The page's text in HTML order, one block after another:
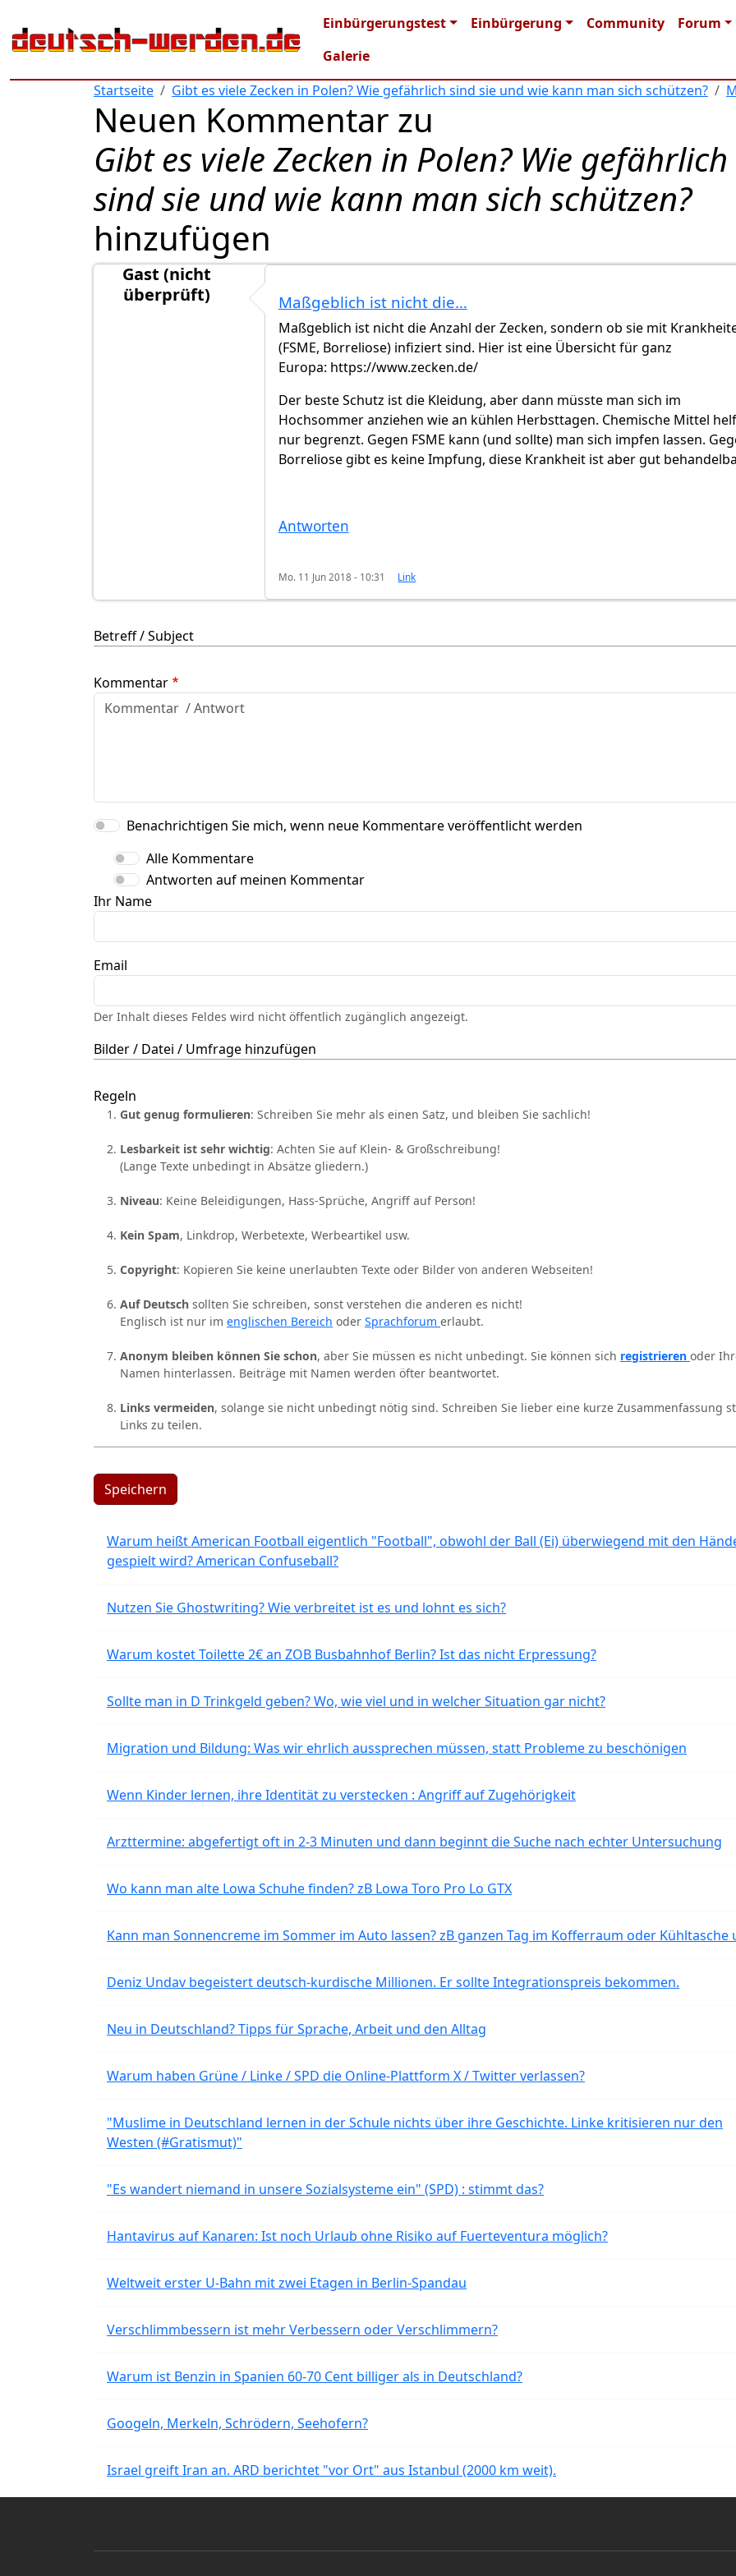
Main navigation
Einbürgerungstest Einbürgerung Community
Forum
Galerie
Startseite
Gibt es viele Zecken in Polen? Wie gefährlich sind sie und wie kann man sich schützen?
Neuen Kommentar zu
Gibt es viele Zecken in Polen? Wie gefährlich
sind sie und wie kann man sich schützen?
hinzufügen
Gast (nicht
überprüft)
Maßgeblich ist nicht die…
Maßgeblich ist nicht die Anzahl der Zecken, sondern ob sie mit
(FSME, Borreliose) infiziert sind. Hier ist eine Übersicht für ganz
Europa: https://www.zecken.de/
Der beste Schutz ist die Kleidung, aber dann müsste man sich im
Hochsommer anziehen wie an kühlen Herbsttagen. Chemische Mittel
nur begrenzt. Gegen FSME kann (und sollte) man sich impfen lassen.
Borreliose gibt es keine Impfung, diese Krankheit ist aber gut
Antworten
Mo. 11 Jun 2018 - 10:31 Link
Betreff / Subject
Kommentar
Benachrichtigen Sie mich, wenn neue Kommentare veröffentlicht werden
Alle Kommentare
Antworten auf meinen Kommentar
Ihr Name
Email
Der Inhalt dieses Feldes wird nicht öffentlich zugänglich angezeigt.
Bilder / Datei / Umfrage hinzufügen
Regeln
Gut genug formulieren: Schreiben Sie mehr als einen Satz, und bleiben Sie sachlich!
Lesbarkeit ist sehr wichtig: Achten Sie auf Klein- & Großschreibung!
(Lange Texte unbedingt in Absätze gliedern.)
Niveau: Keine Beleidigungen, Hass-Sprüche, Angriff auf Person!
Kein Spam, Linkdrop, Werbetexte, Werbeartikel usw.
Copyright: Kopieren Sie keine unerlaubten Texte oder Bilder von anderen Webseiten!
Auf Deutsch sollten Sie schreiben, sonst verstehen die anderen es nicht!
Englisch ist nur im englischen Bereich oder Sprachforum erlaubt.
Anonym bleiben können Sie schon, aber Sie müssen es nicht unbedingt. Sie können sich registrieren oder
Namen hinterlassen. Beiträge mit Namen werden öfter beantwortet.
Links vermeiden, solange sie nicht unbedingt nötig sind. Schreiben Sie lieber eine kurze Zusammenfassung
Links zu teilen.
Speichern
Warum heißt American Football eigentlich "Football", obwohl der Ball (Ei) überwiegend mit den
gespielt wird? American Confuseball?
Nutzen Sie Ghostwriting? Wie verbreitet ist es und lohnt es sich?
Warum kostet Toilette 2€ an ZOB Busbahnhof Berlin? Ist das nicht Erpressung?
Sollte man in D Trinkgeld geben? Wo, wie viel und in welcher Situation gar nicht?
Migration und Bildung: Was wir ehrlich aussprechen müssen, statt Probleme zu beschönigen
Wenn Kinder lernen, ihre Identität zu verstecken : Angriff auf Zugehörigkeit
Arzttermine: abgefertigt oft in 2-3 Minuten und dann beginnt die Suche nach echter Untersuchung
Wo kann man alte Lowa Schuhe finden? zB Lowa Toro Pro Lo GTX
Kann man Sonnencreme im Sommer im Auto lassen? zB ganzen Tag im Kofferraum oder Kühltasche
Deniz Undav begeistert deutsch-kurdische Millionen. Er sollte Integrationspreis bekommen.
Neu in Deutschland? Tipps für Sprache, Arbeit und den Alltag
Warum haben Grüne / Linke / SPD die Online-Plattform X / Twitter verlassen?
"Muslime in Deutschland lernen in der Schule nichts über ihre Geschichte. Linke kritisieren nur den
Westen (#Gratismut)"
"Es wandert niemand in unsere Sozialsysteme ein" (SPD) : stimmt das?
Hantavirus auf Kanaren: Ist noch Urlaub ohne Risiko auf Fuerteventura möglich?
Weltweit erster U-Bahn mit zwei Etagen in Berlin-Spandau
Verschlimmbessern ist mehr Verbessern oder Verschlimmern?
Warum ist Benzin in Spanien 60-70 Cent billiger als in Deutschland?
Googeln, Merkeln, Schrödern, Seehofern?
Israel greift Iran an. ARD berichtet "vor Ort" aus Istanbul (2000 km weit).